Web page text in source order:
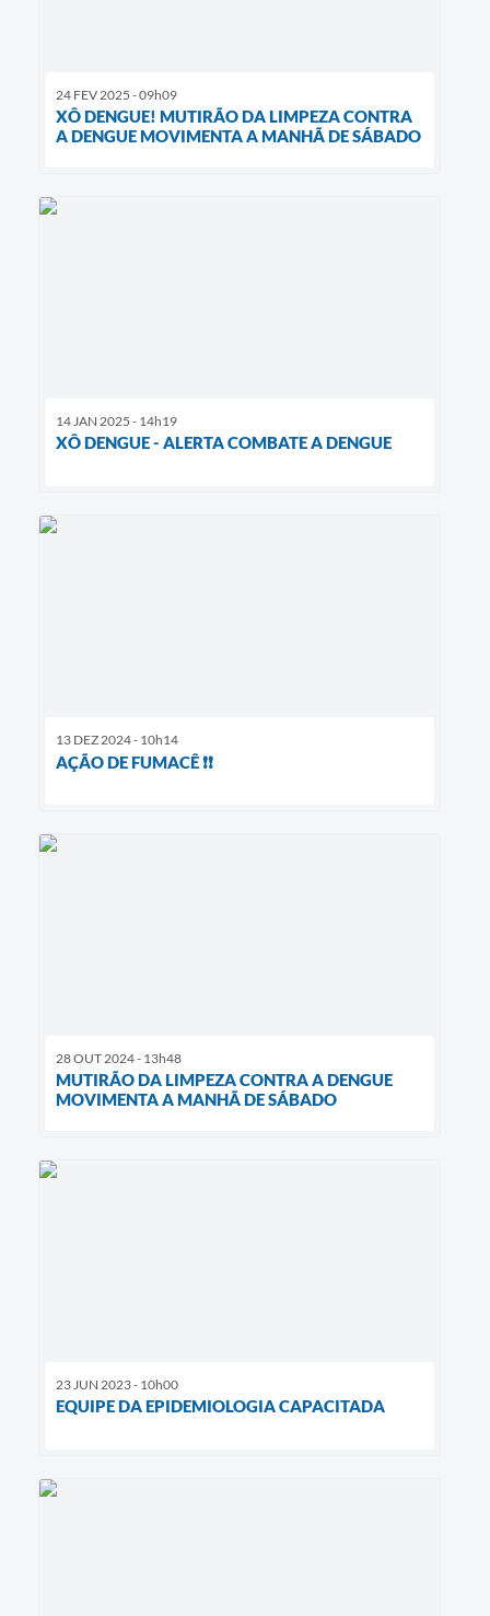
24 FEV 2025 - 09h09
XÔ DENGUE! MUTIRÃO DA LIMPEZA CONTRA
A DENGUE MOVIMENTA A MANHÃ DE SÁBADO
14 JAN 2025 - 14h19
XÔ DENGUE - ALERTA COMBATE A DENGUE
13 DEZ 2024 - 10h14
AÇÃO DE FUMACÊ ❗️❗️
28 OUT 2024 - 13h48
MUTIRÃO DA LIMPEZA CONTRA A DENGUE
MOVIMENTA A MANHÃ DE SÁBADO
23 JUN 2023 - 10h00
EQUIPE DA EPIDEMIOLOGIA CAPACITADA